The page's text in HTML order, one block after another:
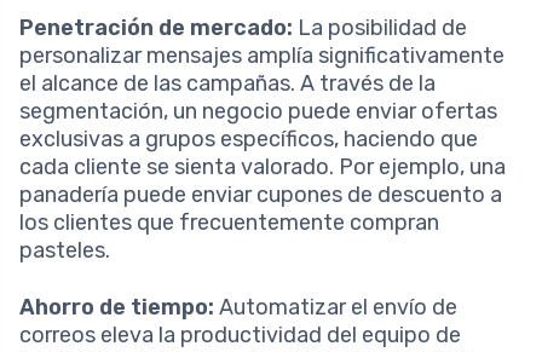
Penetración de mercado: La posibilidad de
personalizar mensajes amplía significativamente
el alcance de las campañas. A través de la
segmentación, un negocio puede enviar ofertas
exclusivas a grupos específicos, haciendo que
cada cliente se sienta valorado. Por ejemplo, una
panadería puede enviar cupones de descuento a
los clientes que frecuentemente compran
pasteles.
Ahorro de tiempo: Automatizar el envío de
correos eleva la productividad del equipo de